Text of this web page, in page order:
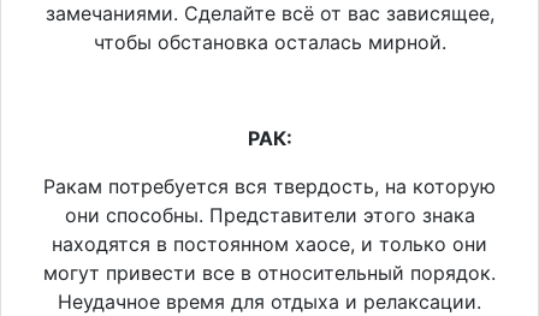
замечаниями. Сделайте всё от вас зависящее,
чтобы обстановка осталась мирной.
РАК:
Ракам потребуется вся твердость, на которую
они способны. Представители этого знака
находятся в постоянном хаосе, и только они
могут привести все в относительный порядок.
Неудачное время для отдыха и релаксации.